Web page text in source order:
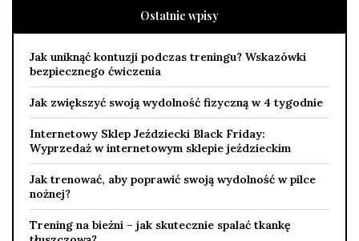
Ostatnie wpisy
Jak uniknąć kontuzji podczas treningu? Wskazówki
bezpiecznego ćwiczenia
Jak zwiększyć swoją wydolność fizyczną w 4 tygodnie
Internetowy Sklep Jeździecki Black Friday:
Wyprzedaż w internetowym sklepie jeździeckim
Jak trenować, aby poprawić swoją wydolność w pilce
nożnej?
Trening na bieżni – jak skutecznie spalać tkankę